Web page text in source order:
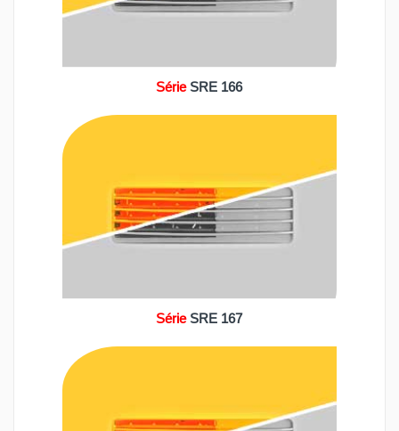
Série SRE 166
Série SRE 167